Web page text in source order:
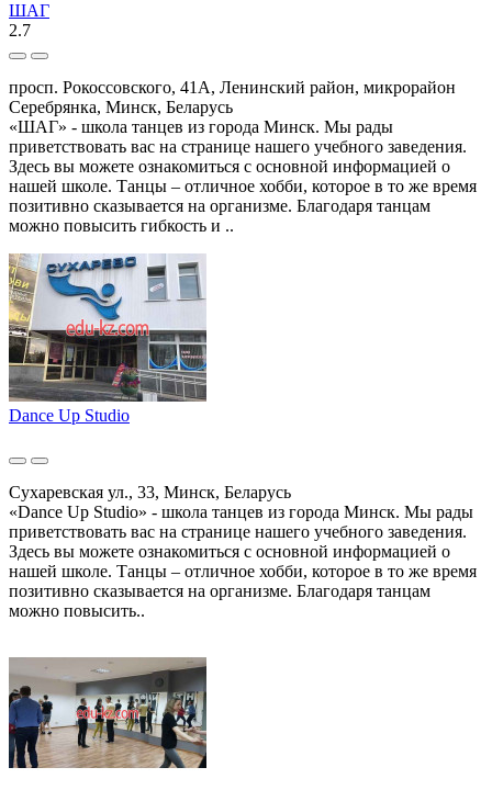
ШАГ
2.7
просп. Рокоссовского, 41А, Ленинский район, микрорайон
Серебрянка, Минск, Беларусь
«ШАГ» - школа танцев из города Минск. Мы рады
приветствовать вас на странице нашего учебного заведения.
Здесь вы можете ознакомиться с основной информацией о
нашей школе. Танцы – отличное хобби, которое в то же время
позитивно сказывается на организме. Благодаря танцам
можно повысить гибкость и ..
Dance Up Studio
Сухаревская ул., 33, Минск, Беларусь
«Dance Up Studio» - школа танцев из города Минск. Мы рады
приветствовать вас на странице нашего учебного заведения.
Здесь вы можете ознакомиться с основной информацией о
нашей школе. Танцы – отличное хобби, которое в то же время
позитивно сказывается на организме. Благодаря танцам
можно повысить..